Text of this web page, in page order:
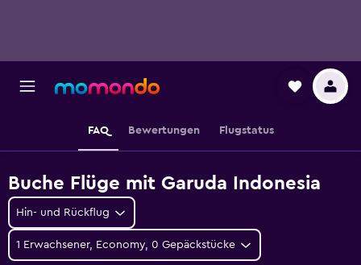
FAQ Bewertungen Flugstatus
Buche Flüge mit Garuda Indonesia
Hin- und Rückflug
1 Erwachsener, Economy, 0 Gepäckstücke